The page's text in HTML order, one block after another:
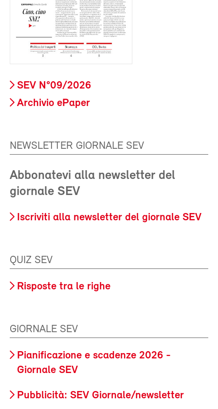
SEV N°09/2026
Archivio ePaper
NEWSLETTER GIORNALE SEV
Abbonatevi alla newsletter del
giornale SEV
Iscriviti alla newsletter del giornale SEV
QUIZ SEV
Risposte tra le righe
GIORNALE SEV
Pianificazione e scadenze 2026 -
Giornale SEV
Pubblicità: SEV Giornale/newsletter